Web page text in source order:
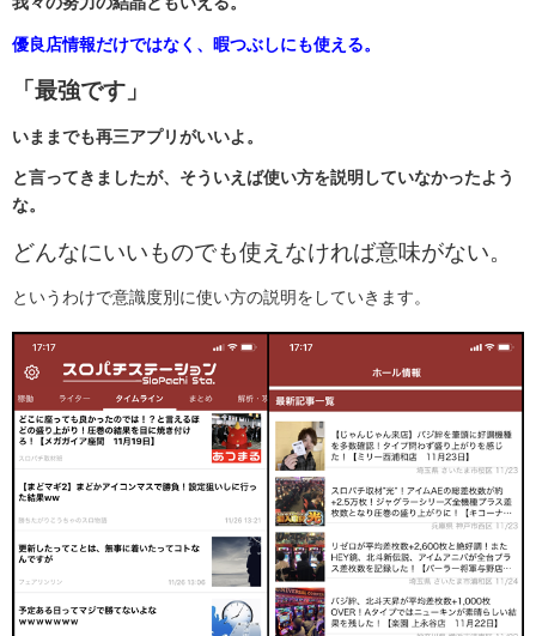
優良店情報だけではなく、暇つぶしにも使える。
「最強です」
いままでも再三アプリがいいよ。
と言ってきましたが、そういえば使い方を説明していなかったよう
な。
どんなにいいものでも使えなければ意味がない。
というわけで意識度別に使い方の説明をしていきます。